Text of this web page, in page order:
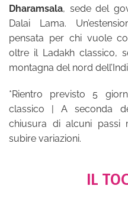
Dharamsala, sede del
Dalai Lama.
pensata per chi vuole
oltre il Ladakh classico,
montagna del nord
*Rientro previsto 5
classico | A seconda
chiusura di alcuni passi
subire variazioni.
IL